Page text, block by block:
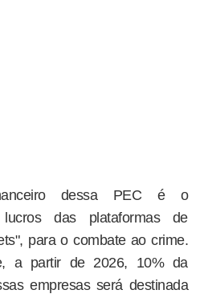
dessa PEC é o
lucros das plataformas de
para o combate ao crime.
a partir de 2026, 10% da
empresas será destinada